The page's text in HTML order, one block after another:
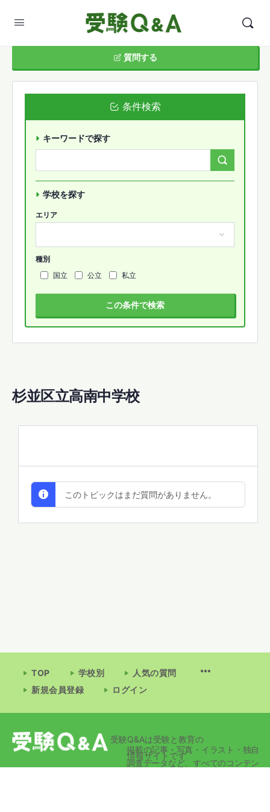
杉並区立高南中学校
このトピックはまだ質問がありません。
質問する
条件検索
キーワードで探す
学校を探す
エリア
種別
国立
公立 私立
この条件で検索
TOP 学校別
人気の質問
新規会員登録
ログイン
受験Q&Aは受験と教育の
情報サイトです
掲載の記事・写真・イラスト・独自
調査データなど、すべてのコンテン